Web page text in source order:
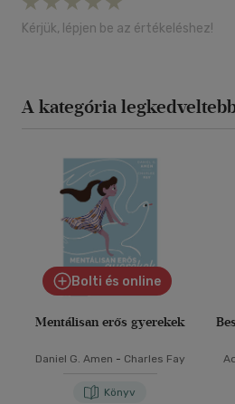
Kérjük, lépjen be az értékeléshez!
A kategória
Bolti és online
Mentálisan erős gyerekek
Daniel G. Amen - Charles Fay
Könyv